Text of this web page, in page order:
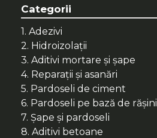
Categorii
1. Adezivi
2. Hidroizolații
3. Aditivi mortare și șape
4. Reparații și asanări
5. Pardoseli de ciment
6. Pardoseli pe bază de rășini
7. Șape și pardoseli
8. Aditivi betoane